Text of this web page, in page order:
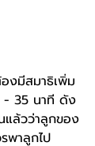
งมีสมาธิเพิ่ม
- 35 นาที ดัง
แล้วว่าลูกของ
พาลูกไป